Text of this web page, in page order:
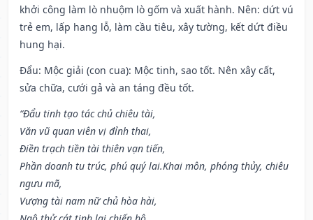
khởi công làm lò nhuộm lò gốm và xuất hành. Nên: dứt vú
trẻ em, lấp hang lỗ, làm cầu tiêu, xây tường, kết dứt điều
hung hại.
Đẩu: Mộc giải (con cua): Mộc tinh, sao tốt. Nên xây cất,
sửa chữa, cưới gả và an táng đều tốt.
“Đẩu tinh tạo tác chủ chiêu tài,
Văn vũ quan viên vị đỉnh thai,
Điền trạch tiền tài thiên vạn tiến,
Phần doanh tu trúc, phú quý lai.Khai môn, phóng thủy, chiêu
ngưu mã,
Vượng tài nam nữ chủ hòa hài,